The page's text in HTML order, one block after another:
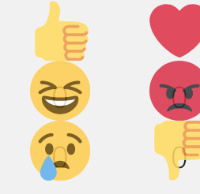
Палец
вверх!
0
Лайк!
0
Дикий
смех!
0 0
Грусть :(
Палец
вниз!